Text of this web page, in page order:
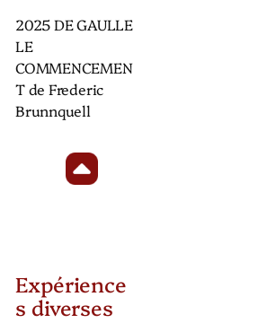
2025 DE GAULLE
LE
COMMENCEMEN
T de Frederic
Brunnquell
Expérience
s diverses